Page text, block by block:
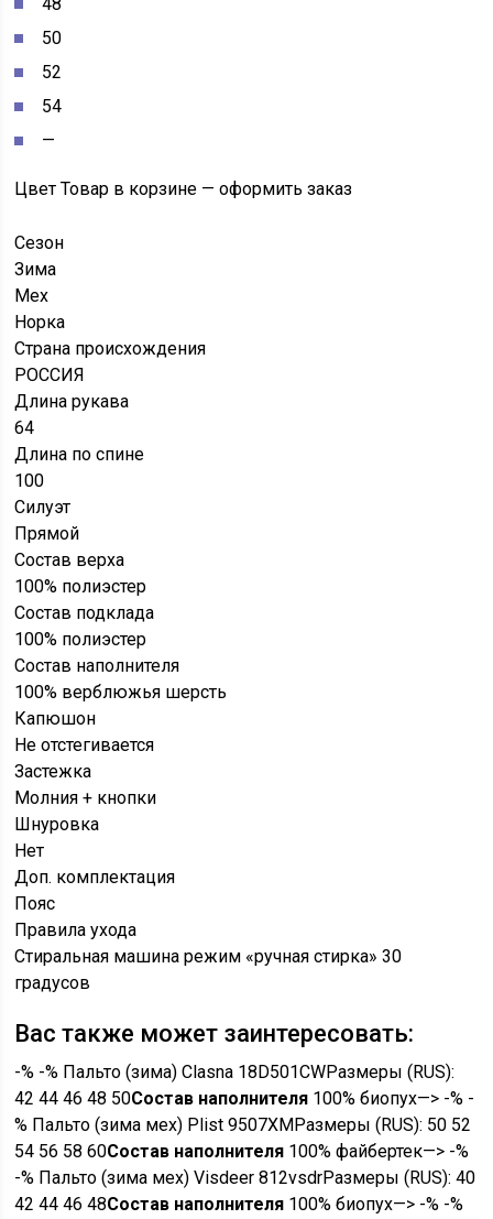
50
52
54
—
Цвет Товар в корзине — оформить заказ
Сезон
Зима
Мех
Норка
Страна происхождения
РОССИЯ
Длина рукава
64
Длина по спине
100
Силуэт
Прямой
Состав верха
100% полиэстер
Состав подклада
100% полиэстер
Состав наполнителя
100% верблюжья шерсть
Капюшон
Не отстегивается
Застежка
Молния + кнопки
Шнуровка
Нет
Доп. комплектация
Пояс
Правила ухода
Стиральная машина режим «ручная стирка» 30
градусов
Вас также может заинтересовать:
-% -% Пальто (зима) Clasna 18D501CWРазмеры (RUS):
42 44 46 48 50Состав наполнителя 100% биопух—> -% -
% Пальто (зима мех) Plist 9507XМРазмеры (RUS): 50 52
54 56 58 60Состав наполнителя 100% файбертек—> -%
-% Пальто (зима мех) Visdeer 812vsdrРазмеры (RUS):40
42 44 46 48Состав наполнителя 100% биопух—> -% -%